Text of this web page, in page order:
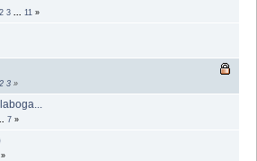
2 3 11 »
2 3 »
7 »
»